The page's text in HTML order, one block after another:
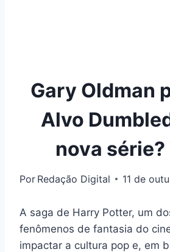
Gary Oldman
Alvo
nova série?
Por Redação Digital 11 de
A saga de Harry Potter, um
fenômenos de fantasia do
impactar a cultura pop e, em